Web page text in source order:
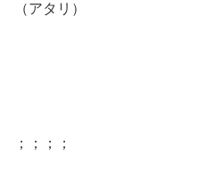
（アタリ）
；；；；